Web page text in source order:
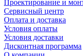
Проектирование и
Сервисный центр
Оплата и доставка
Условия оплаты
Условия доставки
Дисконтная программа